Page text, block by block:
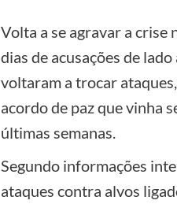
Volta a se agravar a
dias de acusações de
voltaram a trocar
acordo de paz que vinha
últimas semanas.
Segundo informações
ataques contra alvos